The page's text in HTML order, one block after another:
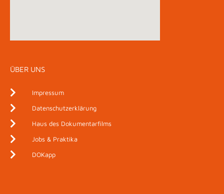
ÜBER UNS
Impressum
Datenschutzerklärung
Haus des Dokumentarfilms
Jobs & Praktika
DOKapp